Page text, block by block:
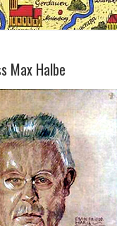
Max Halbe